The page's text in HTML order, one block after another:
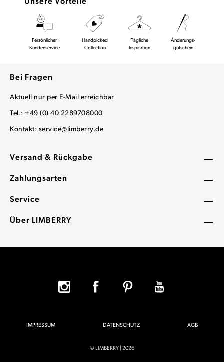
Versand & Rückgabe
Zahlungsarten
Service
Über LIMBERRY
Unsere Vorteile
Persönlicher
Kundenservice
Handpicked
Collection
Tägliche
Inspiration
Änderungs-
gutschein
Bei Fragen
Aktuell nur per E-Mail erreichbar
Tel.: +49 (0) 40 2289708000
Kontakt: service@limberry.de
IMPRESSUM DATENSCHUTZ AGB
© LIMBERRY | 2026